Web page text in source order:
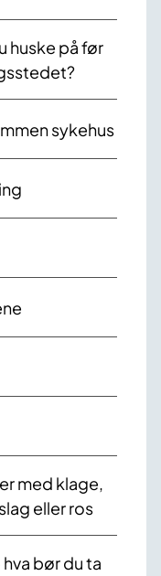
huske på før
sykehus
med klage,
eller ros
bør du ta